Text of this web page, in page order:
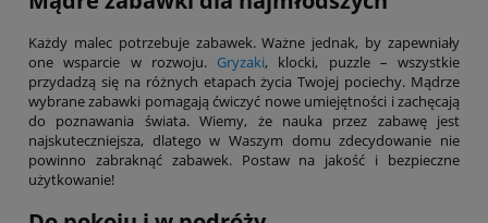
Każdy malec potrzebuje zabawek. Ważne jednak, by zapewniały
one wsparcie w rozwoju. Gryzaki, klocki, puzzle – wszystkie
przydadzą się na różnych etapach życia Twojej pociechy. Mądrze
wybrane zabawki pomagają ćwiczyć nowe umiejętności i zachęcają
do poznawania świata. Wiemy, że nauka przez zabawę jest
najskuteczniejsza, dlatego w Waszym domu zdecydowanie nie
powinno zabraknąć zabawek. Postaw na jakość i bezpieczne
użytkowanie!